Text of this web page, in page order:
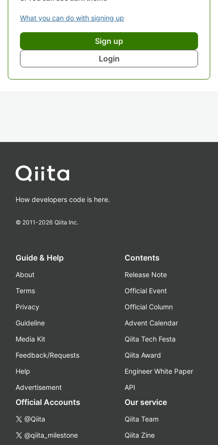
What you can do with signing up
Sign up
Login
How developers code is here.
© 2011-2026 Qiita Inc.
Guide & Help
About
Terms
Privacy
Guideline
Media Kit
Feedback/Requests
Help
Advertisement
Contents
Release Note
Official Event
Official Column
Advent Calendar
Qiita Tech Festa
Qiita Award
Engineer White Paper
API
Official Accounts
@Qiita
@qiita_milestone
Our service
Qiita Team
Qiita Zine